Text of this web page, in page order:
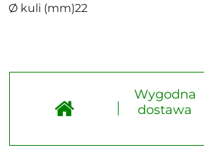
Ø kuli (mm)22
Wygodna
dostawa